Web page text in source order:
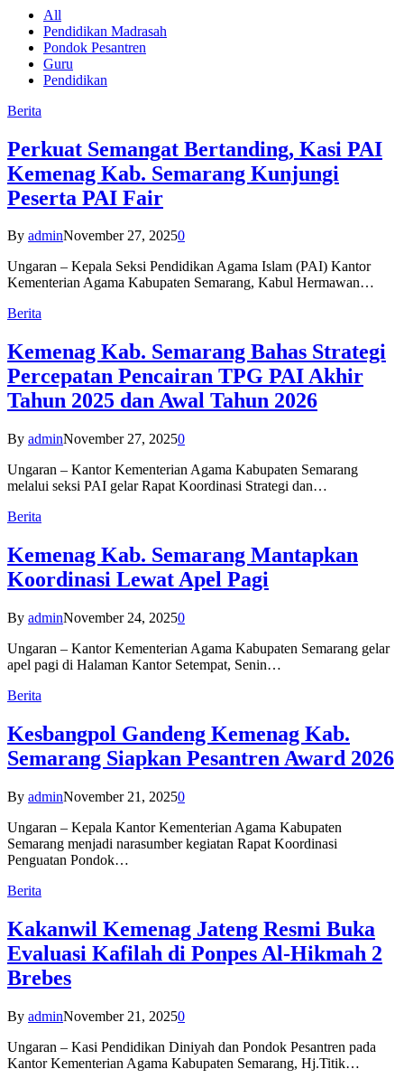
All
Pendidikan Madrasah
Pondok Pesantren
Guru
Pendidikan
Berita
Perkuat Semangat Bertanding, Kasi PAI
Kemenag Kab. Semarang Kunjungi
Peserta PAI Fair
By adminNovember 27, 20250
Ungaran – Kepala Seksi Pendidikan Agama Islam (PAI) Kantor
Kementerian Agama Kabupaten Semarang, Kabul Hermawan…
Berita
Kemenag Kab. Semarang Bahas Strategi
Percepatan Pencairan TPG PAI Akhir
Tahun 2025 dan Awal Tahun 2026
By adminNovember 27, 20250
Ungaran – Kantor Kementerian Agama Kabupaten Semarang
melalui seksi PAI gelar Rapat Koordinasi Strategi dan…
Berita
Kemenag Kab. Semarang Mantapkan
Koordinasi Lewat Apel Pagi
By adminNovember 24, 20250
Ungaran – Kantor Kementerian Agama Kabupaten Semarang gelar
apel pagi di Halaman Kantor Setempat, Senin…
Berita
Kesbangpol Gandeng Kemenag Kab.
Semarang Siapkan Pesantren Award 2026
By adminNovember 21, 20250
Ungaran – Kepala Kantor Kementerian Agama Kabupaten
Semarang menjadi narasumber kegiatan Rapat Koordinasi
Penguatan Pondok…
Berita
Kakanwil Kemenag Jateng Resmi Buka
Evaluasi Kafilah di Ponpes Al-Hikmah 2
Brebes
By adminNovember 21, 20250
Ungaran – Kasi Pendidikan Diniyah dan Pondok Pesantren pada
Kantor Kementerian Agama Kabupaten Semarang, Hj.Titik…